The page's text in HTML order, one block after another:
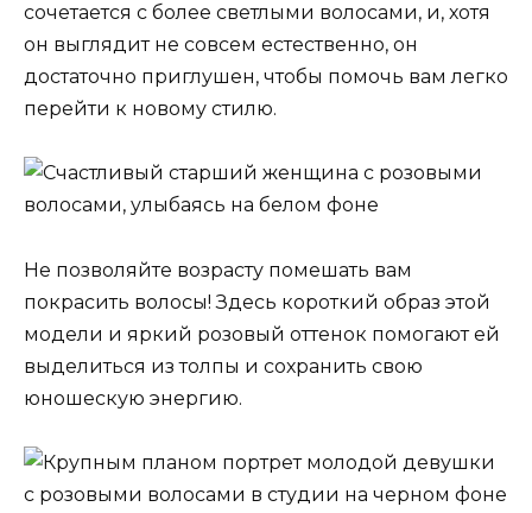
сочетается с более светлыми волосами, и, хотя
он выглядит не совсем естественно, он
достаточно приглушен, чтобы помочь вам легко
перейти к новому стилю.
Не позволяйте возрасту помешать вам
покрасить волосы! Здесь короткий образ этой
модели и яркий розовый оттенок помогают ей
выделиться из толпы и сохранить свою
юношескую энергию.